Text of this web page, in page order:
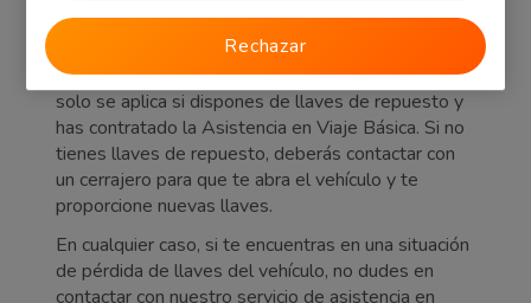
para que puedas continuar con tu viaje.
Es importante tener en cuenta que esta cobertura
solo se aplica si dispones de llaves de repuesto y
has contratado la Asistencia en Viaje Básica. Si no
tienes llaves de repuesto, deberás contactar con
un cerrajero para que te abra el vehículo y te
proporcione nuevas llaves.
En cualquier caso, si te encuentras en una situación
de pérdida de llaves del vehículo, no dudes en
contactar con nuestro servicio de asistencia en
Rechazar